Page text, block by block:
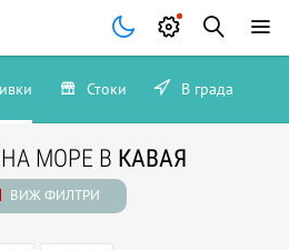
Стоки В града
МОРЕ В КАВАЯ
ВИЖ ФИЛТРИ